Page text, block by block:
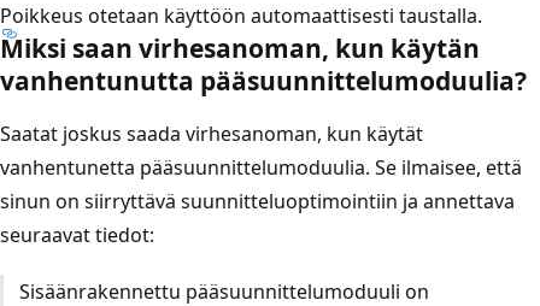
Poikkeus otetaan käyttöön automaattisesti taustalla.
Miksi saan virhesanoman, kun käytän
vanhentunutta pääsuunnittelumoduulia?
Saatat joskus saada virhesanoman, kun käytät
vanhentunetta pääsuunnittelumoduulia. Se ilmaisee, että
sinun on siirryttävä suunnitteluoptimointiin ja annettava
seuraavat tiedot:
Sisäänrakennettu pääsuunnittelumoduuli on